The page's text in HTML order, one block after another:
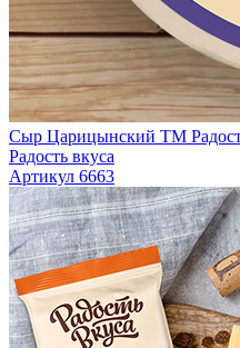
Сыр Царицынский TM
Радость вкуса
Артикул 6663